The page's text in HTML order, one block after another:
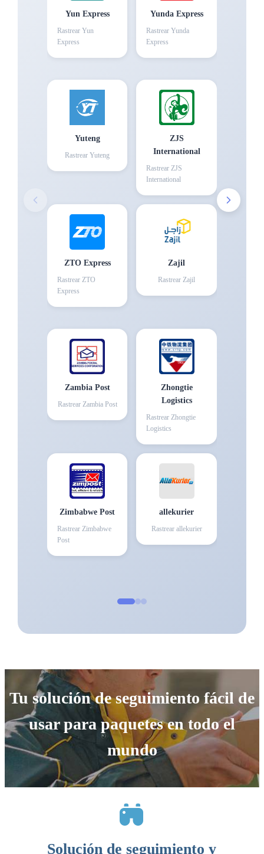
Yun Express
Rastrear Yun
Express
Yunda Express
Rastrear Yunda
Express
Yuteng
Rastrear Yuteng
ZJS
International
Rastrear ZJS
International
ZTO Express
Rastrear ZTO
Express
Zajil
Rastrear Zajil
Zambia Post
Rastrear Zambia Post
Zhongtie
Logistics
Rastrear Zhongtie
Logistics
Zimbabwe Post
Rastrear Zimbabwe
Post
allekurier
Rastrear allekurier
Tu solución de seguimiento fácil de
usar para paquetes en todo el
mundo
Solución de seguimiento y